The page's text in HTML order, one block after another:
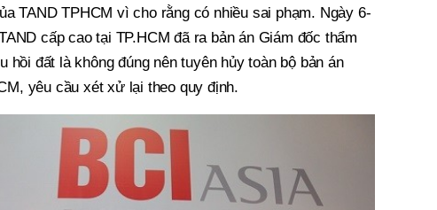
TAND TPHCM vì cho rằng có nhiều sai phạm. Ngày 6-
cấp cao tại TP.HCM đã ra bản án Giám đốc thẩm
hồi đất là không đúng nên tuyên hủy toàn bộ bản án
yêu cầu xét xử lại theo quy định.